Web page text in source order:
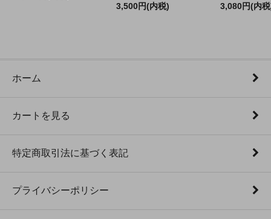
3,500円(内税)
3,080円(内
ホーム
カートを見る
特定商取引法に基づく表記
プライバシーポリシー